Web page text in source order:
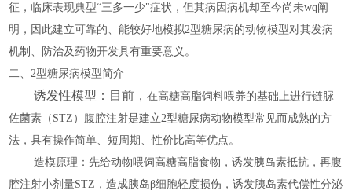
征，临床表现典型“三多一少"症状，但其病因病机却至今尚未wq阐
明，因此建立可靠的、能较好地模拟2型糖尿病的动物模型对其发病
机制、防治及药物开发具有重要意义。
二、 2型糖尿病模型简介
诱发性模型 ：目前，在高糖高脂饲料喂养的基础上进行链脲
佐菌素（ STZ）腹腔注射是建立2型糖尿病动物模型常见而成熟的方
法，具有操作简单、短周期、性价比高等优点。
造模原理：先给动物喂饲高糖高脂食物，诱发胰岛素抵抗，再腹
腔注射小剂量STZ，造成胰岛β细胞轻度损伤，诱发胰岛素代偿性分泌